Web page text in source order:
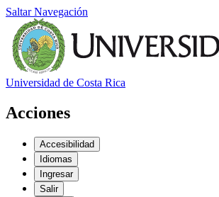
Saltar Navegación
Universidad de Costa Rica
Acciones
Accesibilidad
Idiomas
Ingresar
Salir